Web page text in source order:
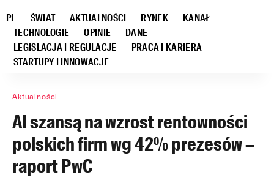
PL ŚWIAT AKTUALNOŚCI RYNEK
KANAŁ
TECHNOLOGIE
OPINIE
DANE
LEGISLACJA I REGULACJE
PRACA I KARIERA
STARTUPY I INNOWACJE
Aktualności
AI szansą na wzrost rentowności
polskich firm wg 42% prezesów –
raport PwC